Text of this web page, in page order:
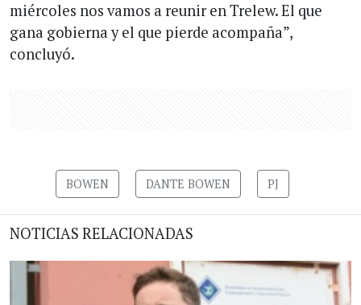
miércoles nos vamos a reunir en Trelew. El que
gana gobierna y el que pierde acompaña”,
concluyó.
BOWEN DANTE BOWEN PJ
NOTICIAS RELACIONADAS